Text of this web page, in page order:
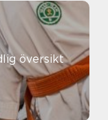
översikt